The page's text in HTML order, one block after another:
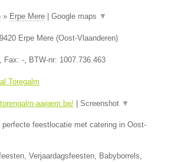
» Erpe Mere Google maps ▼
9420 Erpe Mere (Oost-Vlaanderen)
, Fax: -, BTW-nr: 1007.736.463
Toregalm
aaigem.be/ Screenshot ▼
perfecte feestlocatie met catering in Oost-
Verjaardagsfeesten, Babyborrels,